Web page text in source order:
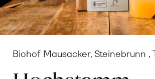
Biohof Mausacker, Steinebrunn ,